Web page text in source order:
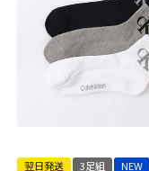
翌日発送 3足組
NEW